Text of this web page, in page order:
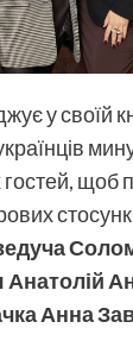
у своїй
щоб
Анна